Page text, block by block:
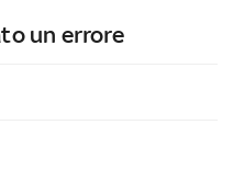
un errore